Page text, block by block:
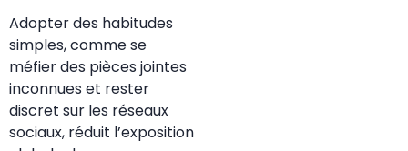
Adopter des habitudes
simples, comme se
méfier des pièces jointes
inconnues et rester
discret sur les réseaux
sociaux, réduit l’exposition